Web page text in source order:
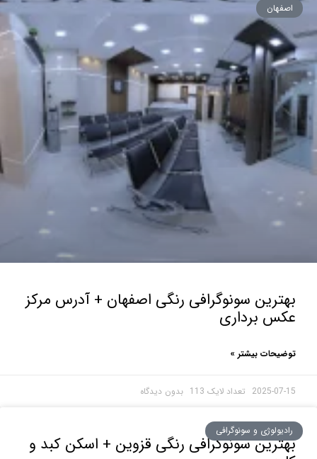
سونوگرافی رنگی اصفهان + آدرس مرکز
برداری
بیشتر »
2025- بدون دیدگاه
و سونوگرافی
سونوگرافی رنگی قزوین + اسکن کبد و